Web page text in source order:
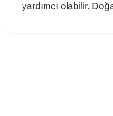
yardımcı olabilir.